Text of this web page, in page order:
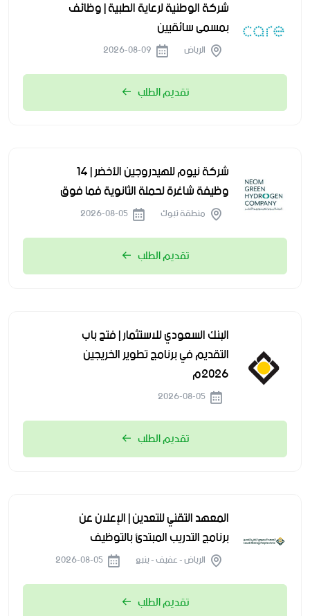
شركة الوطنية لرعاية الطبية | وظائف
بمسمى سائقيين
الرياض
تقديم الطلب
شركة نيوم للهيدروجين الأخضر | 14
وظيفة شاغرة لحملة الثانوية فما فوق
منطقة تبوك
تقديم الطلب
البنك السعودي للاستثمار | فتح باب
التقديم في برنامج تطوير الخريجين
2026م
تقديم الطلب
المعهد التقني للتعدين | الإعلان عن
برنامج التدريب المبتدئ بالتوظيف
الرياض - عفيف - ينبع
تقديم الطلب